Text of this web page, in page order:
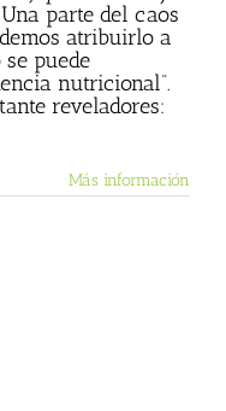
parte del caos
atribuirlo a
puede
nutricional”.
reveladores:
Más información